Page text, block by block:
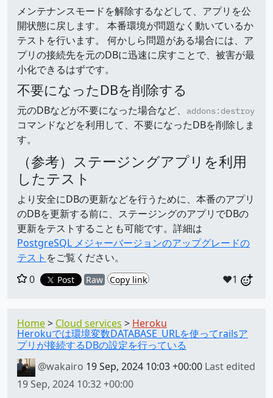
メンテナンスモードを解除するなどして、アプリを公
開状態に戻します。 本番環境が問題なく動いているか
テストを行います。 何かしら問題がある場合には、ア
プリの接続先を元のDBに迅速に戻すことで、被害が最
小化できるはずです。
不要になったDBを削除する
元のDBなどが不要になった場合など、 addons:destroy
コマンドなどを利用して、不要になったDBを削除しま
す。
（参考）ステージングアプリを利用
したテスト
より安全にDBの更新などを行うために、本番のアプリ
のDBを更新する前に、ステージングのアプリでDBの
更新をテストすることも可能です。詳細は
PostgreSQL メジャーバージョンのアップグレードの
テスト をご覧ください。
0
Post Raw Copy link ❤️1
Home Cloud services Heroku
Herokuでは環境変数DATABASE_URLを使ってrailsア
プリが接続するDBの設定を行っている
@wakairo 19 Sep, 2024 10:03 +00:00 Last edited
19 Sep, 2024 10:32 +00:00